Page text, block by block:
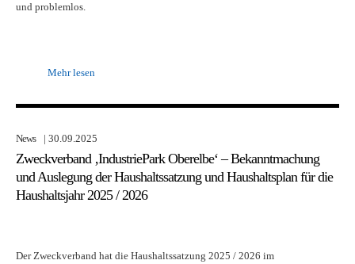
und problemlos.
Mehr lesen
News | 30.09.2025
Zweckverband ‚IndustriePark Oberelbe‘ – Bekanntmachung
und Auslegung der Haushaltssatzung und Haushaltsplan für die
Haushaltsjahr 2025 / 2026
Der Zweckverband hat die Haushaltssatzung 2025 / 2026 im